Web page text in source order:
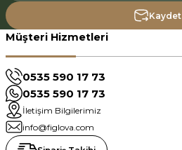
Kaydet
Müşteri Hizmetleri
0535 590 17 73
0535 590 17 73
İletişim Bilgilerimiz
info@figlova.com